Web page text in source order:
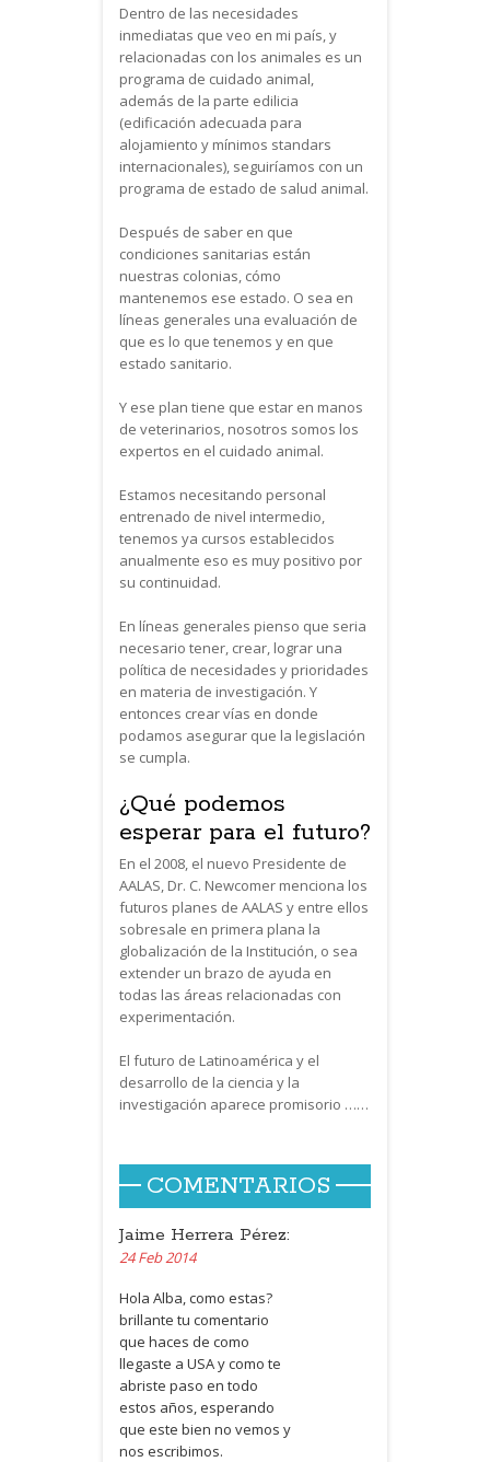
Dentro de las necesidades
inmediatas que veo en mi país, y
relacionadas con los animales es un
programa de cuidado animal,
además de la parte edilicia
(edificación adecuada para
alojamiento y mínimos standars
internacionales), seguiríamos con un
programa de estado de salud animal.
Después de saber en que
condiciones sanitarias están
nuestras colonias, cómo
mantenemos ese estado. O sea en
líneas generales una evaluación de
que es lo que tenemos y en que
estado sanitario.
Y ese plan tiene que estar en manos
de veterinarios, nosotros somos los
expertos en el cuidado animal.
Estamos necesitando personal
entrenado de nivel intermedio,
tenemos ya cursos establecidos
anualmente eso es muy positivo por
su continuidad.
En líneas generales pienso que seria
necesario tener, crear, lograr una
política de necesidades y prioridades
en materia de investigación. Y
entonces crear vías en donde
podamos asegurar que la legislación
se cumpla.
¿Qué podemos
esperar para el futuro?
En el 2008, el nuevo Presidente de
AALAS, Dr. C. Newcomer menciona los
futuros planes de AALAS y entre ellos
sobresale en primera plana la
globalización de la Institución, o sea
extender un brazo de ayuda en
todas las áreas relacionadas con
experimentación.
El futuro de Latinoamérica y el
desarrollo de la ciencia y la
investigación aparece promisorio ……
COMENTARIOS
Jaime Herrera Pérez:
24 Feb 2014
Hola Alba, como estas?
brillante tu comentario
que haces de como
llegaste a USAy como te
abriste paso en todo
estos años, esperando
que este bien no vemos y
nos escribimos.